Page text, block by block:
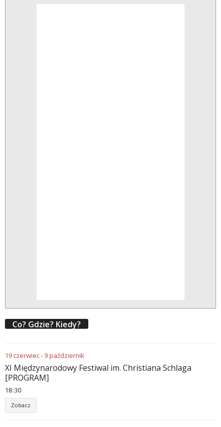
Co? Gdzie? Kiedy?
19czerwiec- 9październik
XI Międzynarodowy Festiwal im. Christiana Schlaga
[PROGRAM]
18 30
Zobacz